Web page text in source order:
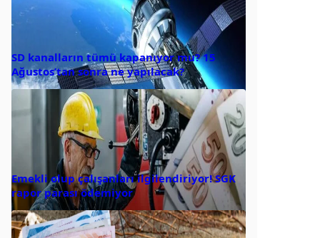
SD kanalların tümü kapanıyor mu? 15
Ağustos’tan sonra ne yapılacak?
Emekli olup çalışanları ilgilendiriyor! SGK
rapor parası ödemiyor